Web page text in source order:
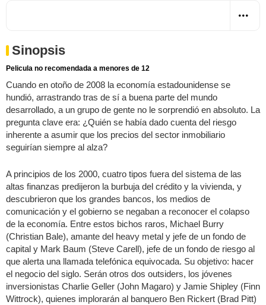
Sinopsis
Pelicula no recomendada a menores de 12
Cuando en otoño de 2008 la economía estadounidense se
hundió, arrastrando tras de sí a buena parte del mundo
desarrollado, a un grupo de gente no le sorprendió en absoluto. La
pregunta clave era: ¿Quién se había dado cuenta del riesgo
inherente a asumir que los precios del sector inmobiliario
seguirían siempre al alza?
A principios de los 2000, cuatro tipos fuera del sistema de las
altas finanzas predijeron la burbuja del crédito y la vivienda, y
descubrieron que los grandes bancos, los medios de
comunicación y el gobierno se negaban a reconocer el colapso
de la economía. Entre estos bichos raros, Michael Burry
(Christian Bale), amante del heavy metal y jefe de un fondo de
capital y Mark Baum (Steve Carell), jefe de un fondo de riesgo al
que alerta una llamada telefónica equivocada. Su objetivo: hacer
el negocio del siglo. Serán otros dos outsiders, los jóvenes
inversionistas Charlie Geller (John Magaro) y Jamie Shipley (Finn
Wittrock), quienes implorarán al banquero Ben Rickert (Brad Pitt)